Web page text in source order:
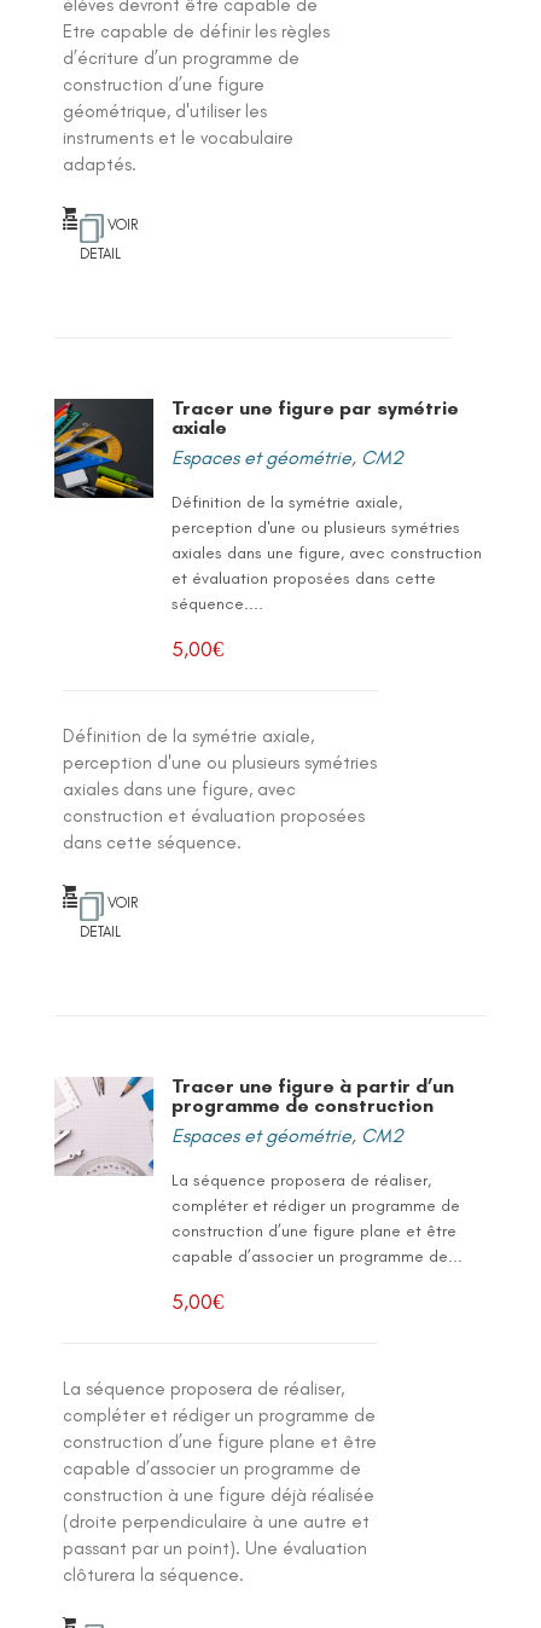
Etre capable de définir les règles
d’écriture d’un programme de
construction d’une figure
géométrique, d'utiliser les
instruments et le vocabulaire
adaptés.
VOIR
DETAIL
Tracer une figure par symétrie
axiale
Espaces et géométrie, CM2
Définition de la symétrie axiale,
perception d'une ou plusieurs symétries
axiales dans une figure, avec construction
et évaluation proposées dans cette
séquence....
5,00€
Définition de la symétrie axiale,
perception d'une ou plusieurs symétries
axiales dans une figure, avec
construction et évaluation proposées
dans cette séquence.
VOIR
DETAIL
Tracer une figure à partir d’un
programme de construction
Espaces et géométrie, CM2
La séquence proposera de réaliser,
compléter et rédiger un programme de
construction d’une figure plane et être
capable d’associer un programme de...
5,00€
La séquence proposera de réaliser,
compléter et rédiger un programme de
construction d’une figure plane et être
capable d’associer un programme de
construction à une figure déjà réalisée
(droite perpendiculaire à une autre et
passant par un point). Une évaluation
clôturera la séquence.